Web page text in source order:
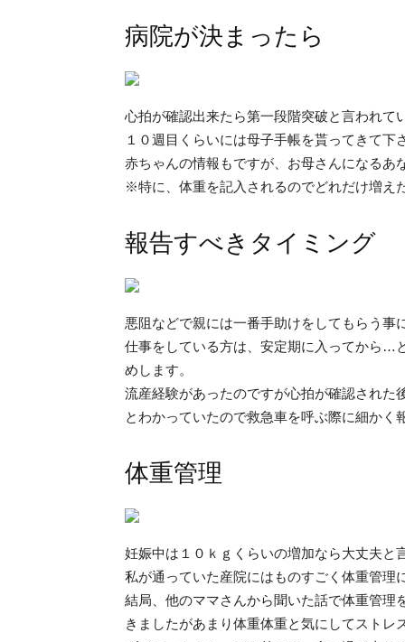
病院が決まったら
心拍が確認出来たら第一段階突破と言われて
１０週目くらいには母子手帳を貰ってきて
赤ちゃんの情報もですが、お母さんになるあ
※特に、体重を記入されるのでどれだけ増え
報告すべきタイミング
悪阻などで親には一番手助けをしてもらう
仕事をしている方は、安定期に入ってから…
めします。
流産経験があったのですが心拍が確認された
とわかっていたので救急車を呼ぶ際に細かく
体重管理
妊娠中は１０ｋｇくらいの増加なら大丈夫と
私が通っていた産院にはものすごく体重管理
結局、他のママさんから聞いた話で体重管
きましたがあまり体重体重と気にしてスト